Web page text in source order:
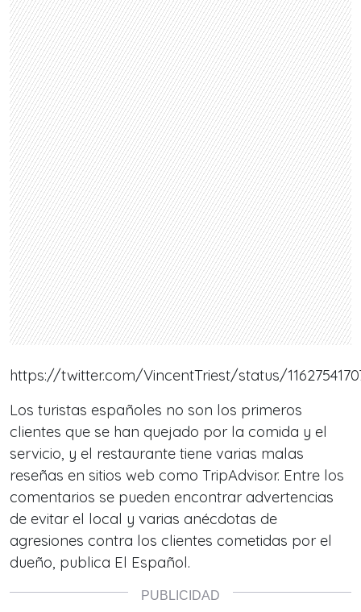
https://twitter.com/VincentTriest/status/
Los turistas españoles no son los primeros
clientes que se han quejado por la comida y el
servicio, y el restaurante tiene varias malas
reseñas en sitios web como TripAdvisor. Entre los
comentarios se pueden encontrar advertencias
de evitar el local y varias anécdotas de
agresiones contra los clientes cometidas por el
dueño, publica El Español.